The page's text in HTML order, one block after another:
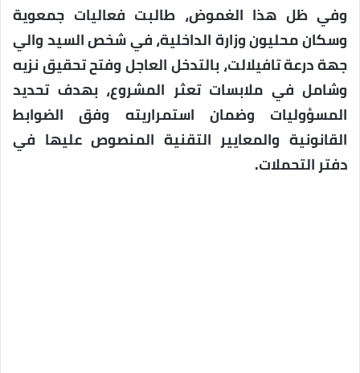
وفي ظل هذا الغموض، طالبت فعاليات جمعوية
وسكان محليون وزارة الداخلية، في شخص السيد والي
جهة درعة تافيلالت، بالتدخل العاجل وفتح تحقيق نزيه
وشامل في ملابسات تعثر المشروع، بهدف تحديد
المسؤوليات وضمان استمراريته وفق الضوابط
القانونية والمعايير التقنية المنصوص عليها في
دفتر التحملات.